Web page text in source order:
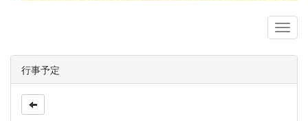
行事予定